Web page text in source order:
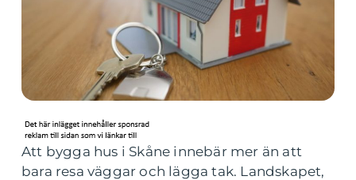
Att bygga hus i Skåne innebär mer än att
bara resa väggar och lägga tak. Landskapet,